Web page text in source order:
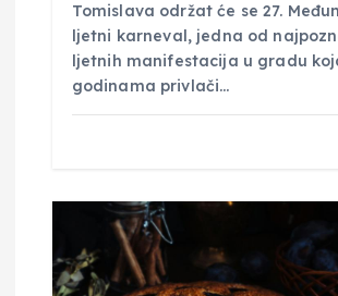
Tomislava održat će se 27.
ljetni karneval, jedna od
ljetnih manifestacija u gradu
godinama privlači…